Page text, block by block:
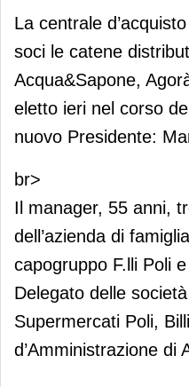
Marcello Poli
centrale
La centrale
soci le catene
Acqua&Sapone,
eletto ieri nel corso
nuovo Presidente:
br>
Il manager, 55 anni,
dell’azienda di
capogruppo F.lli Poli
Delegato delle
Supermercati Poli,
d’Amministrazione di